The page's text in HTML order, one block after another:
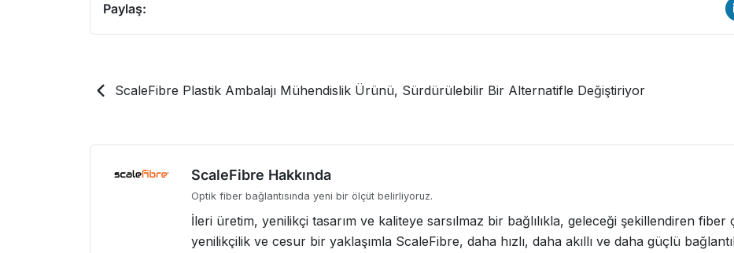
Paylaş:
ScaleFibre Plastik Ambalajı Mühendislik Ürünü, Sürdürülebilir Bir Alternatifle Değiştiriyor
ScaleFibre Hakkında
Optik fiber bağlantısında yeni bir ölçüt belirliyoruz.
İleri üretim, yenilikçi tasarım ve kaliteye sarsılmaz bir bağlılıkla, geleceği şekillendiren
yenilikçilik ve cesur bir yaklaşımla ScaleFibre, daha hızlı, daha akıllı ve daha güçlü